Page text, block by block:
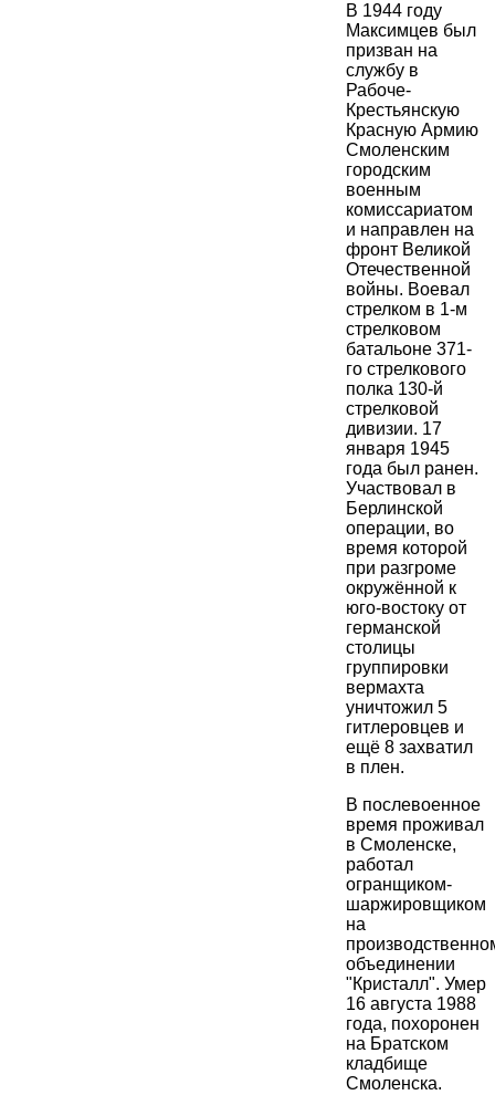
В 1944 году
Максимцев был
призван на
службу в
Рабоче-
Крестьянскую
Красную Армию
Смоленским
городским
военным
комиссариатом
и направлен на
фронт Великой
Отечественной
войны. Воевал
стрелком в 1-м
стрелковом
батальоне 371-
го стрелкового
полка 130-й
стрелковой
дивизии. 17
января 1945
года был ранен.
Участвовал в
Берлинской
операции, во
время которой
при разгроме
окружённой к
юго-востоку от
германской
столицы
группировки
вермахта
уничтожил 5
гитлеровцев и
ещё 8 захватил
в плен.
В послевоенное
время проживал
в Смоленске,
работал
огранщиком-
шаржировщиком
на
объединении
"Кристалл". Умер
16 августа 1988
года, похоронен
на Братском
кладбище
Смоленска.